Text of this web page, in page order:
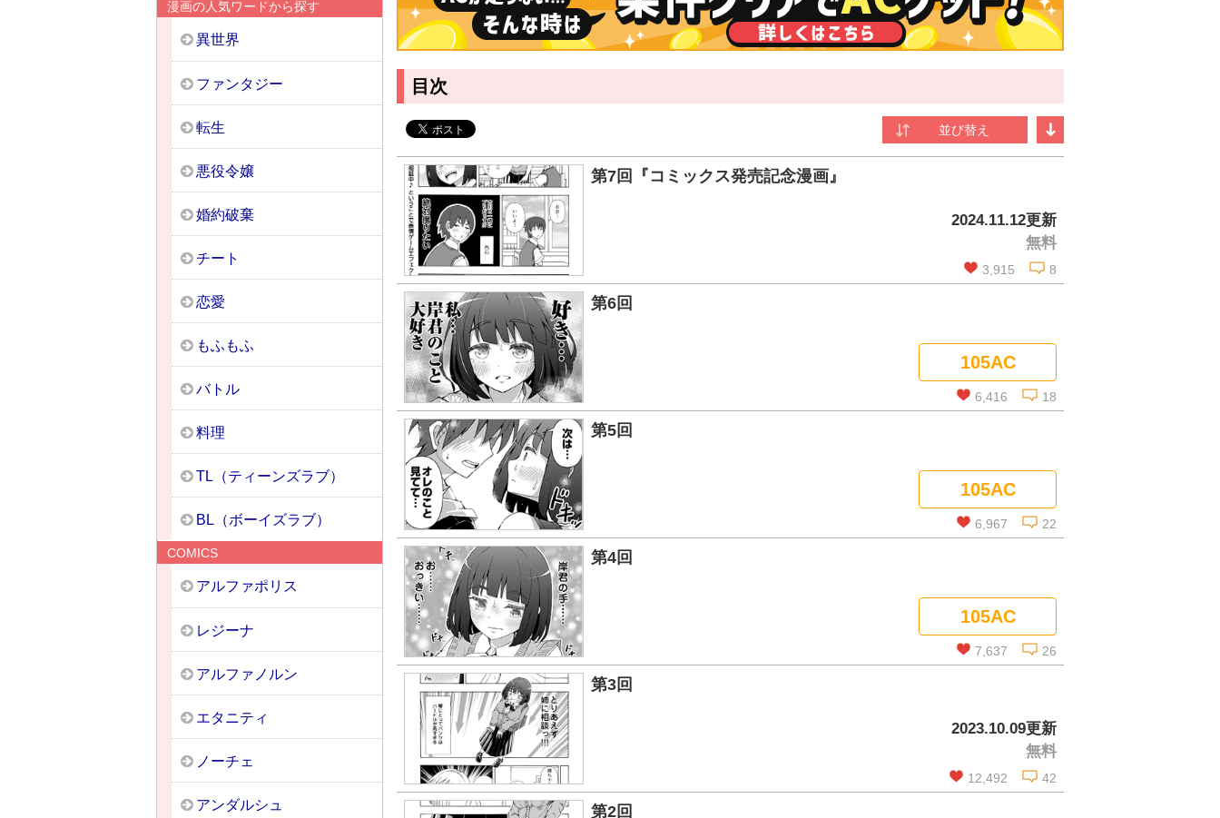
録し、ブラッシュアップして商業デビュー。好きなものはスポーツカー。
目次
第7回『コミックス発売記念漫画』
2024.11.12更新
無料
3,915 8
コメントを見る
第6回
105AC
6,416 18
コメントを見る
第5回
105AC
6,967 22
コメントを見る
第4回
105AC
7,637 26
第3回
2023.10.09更新
無料
12,492 42
第2回
漫画の人気ワードから探す
異世界
ファンタジー
転生
悪役令嬢
婚約破棄
チート
恋愛
もふもふ
バトル
料理
TL（ティーンズラブ）
BL（ボーイズラブ）
COMICS
アルファポリス
レジーナ
アルファノルン
エタニティ
ノーチェ
アンダルシュ